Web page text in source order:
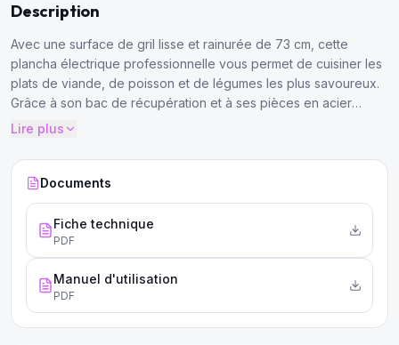
Description
Avec une surface de gril lisse et rainurée de 73 cm, cette
plancha électrique professionnelle vous permet de cuisiner les
plats de viande, de poisson et de légumes les plus savoureux.
Grâce à son bac de récupération et à ses pièces en acier
inoxydable, cette plancha est facile à nettoyer.
Lire plus
Documents
Fiche technique
PDF
Manuel d'utilisation
PDF